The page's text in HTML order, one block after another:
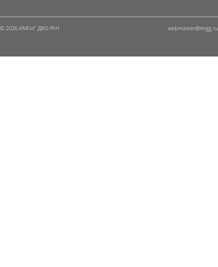
© 2026 ИМГиГ ДВО РАН